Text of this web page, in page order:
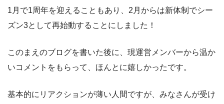
1月で1周年を迎えることもあり、2月からは新体制でシー
ズン3として再始動することにしました！
このまえのブログを書いた後に、現運営メンバーから温か
いコメントをもらって、ほんとに嬉しかったです。
基本的にリアクションが薄い人間ですが、みなさんが受け